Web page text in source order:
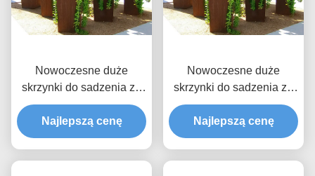
Nowoczesne duże
skrzynki do sadzenia ze
stali Corten do dekoracji
na zewnątrz o wysokości
80 cm
Najlepszą cenę
Nowoczesne duże
skrzynki do sadzenia ze
stali Corten do dekoracji
na zewnątrz o wysokości
80 cm
Najlepszą cenę